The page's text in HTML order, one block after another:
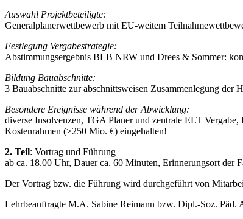
Auswahl Projektbeteiligte:
Generalplanerwettbewerb mit EU-weitem
Festlegung Vergabestrategie:
Abstimmungsergebnis BLB NRW und Drees & Sommer:
Bildung Bauabschnitte:
3 Bauabschnitte zur abschnittsweisen Zusammenlegung der
Besondere Ereignisse während der Abwicklung:
diverse Insolvenzen, TGA Planer und zentrale ELT
Kostenrahmen (>250 Mio. €) eingehalten!
2. Teil: Vortrag und Führung
ab ca. 18.00 Uhr, Dauer ca. 60 Minuten, Erinnerungsort der
Der Vortrag bzw. die Führung wird durchgeführt von
Lehrbeauftragte M.A. Sabine Reimann bzw. Dipl.-Soz. Päd.